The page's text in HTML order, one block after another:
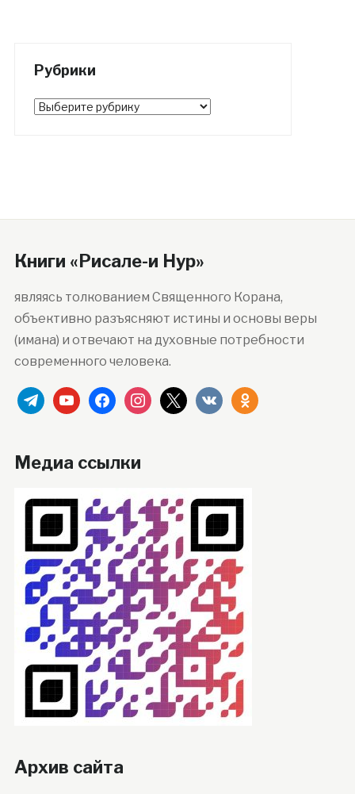
Рубрики
Рубрики
Книги «Рисале-и Нур»
являясь толкованием Священного Корана,
объективно разъясняют истины и основы веры
(имана) и отвечают на духовные потребности
современного человека.
telegramyoutubefacebookinstagram
x vkontakteodnoklassniki
Медиа ссылки
Архив сайта